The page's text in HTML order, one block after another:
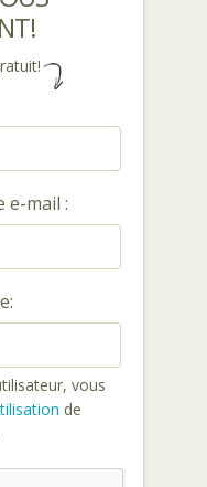
e-mail :
vous
de